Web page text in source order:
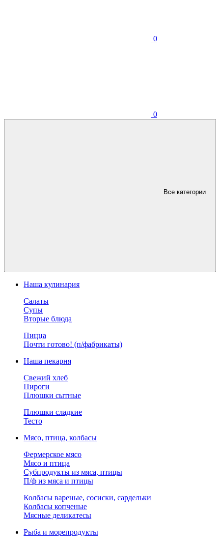
0
0
Все категории
Наша кулинария
Салаты
Супы
Вторые блюда
Пицца
Почти готово! (п/фабрикаты)
Наша пекарня
Свежий хлеб
Пироги
Плюшки сытные
Плюшки сладкие
Тесто
Мясо, птица, колбасы
Фермерское мясо
Мясо и птица
Субпродукты из мяса, птицы
П/ф из мяса и птицы
Колбасы вареные, сосиски, сардельки
Колбасы копченые
Мясные деликатесы
Рыба и морепродукты